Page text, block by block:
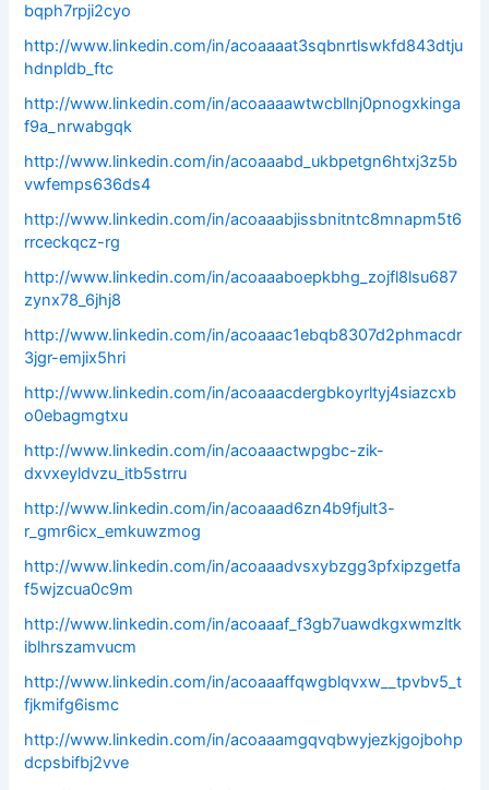
bqph7rpji2cyo
http://www.linkedin.com/in/acoaaaat3sqbnrtlswkfd843dtju
hdnpldb_ftc
http://www.linkedin.com/in/acoaaaawtwcbllnj0pnogxkinga
f9a_nrwabgqk
http://www.linkedin.com/in/acoaaabd_ukbpetgn6htxj3z5b
vwfemps636ds4
http://www.linkedin.com/in/acoaaabjissbnitntc8mnapm5t6
rrceckqcz-rg
http://www.linkedin.com/in/acoaaaboepkbhg_zojfl8lsu687
zynx78_6jhj8
http://www.linkedin.com/in/acoaaac1ebqb8307d2phmacdr
3jgr-emjix5hri
http://www.linkedin.com/in/acoaaacdergbkoyrltyj4siazcxb
o0ebagmgtxu
http://www.linkedin.com/in/acoaaactwpgbc-zik-
dxvxeyldvzu_itb5strru
http://www.linkedin.com/in/acoaaad6zn4b9fjult3-
r_gmr6icx_emkuwzmog
http://www.linkedin.com/in/acoaaadvsxybzgg3pfxipzgetfa
f5wjzcua0c9m
http://www.linkedin.com/in/acoaaaf_f3gb7uawdkgxwmzltk
iblhrszamvucm
http://www.linkedin.com/in/acoaaaffqwgblqvxw__tpvbv5_t
fjkmifg6ismc
http://www.linkedin.com/in/acoaaamgqvqbwyjezkjgojbohp
dcpsbifbj2vve